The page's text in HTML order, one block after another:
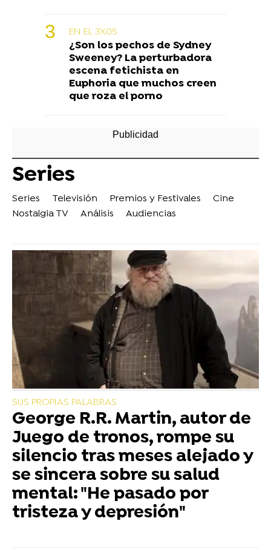
EN EL 3X05
¿Son los pechos de Sydney
Sweeney? La perturbadora
escena fetichista en
Euphoria que muchos creen
que roza el porno
Series
Series Televisión Premios y Festivales
Cine
Nostalgia TV
Análisis Audiencias
SUS PROPIAS PALABRAS
George R.R. Martin, autor de
Juego de tronos, rompe su
silencio tras meses alejado y
se sincera sobre su salud
mental: "He pasado por
tristeza y depresión"